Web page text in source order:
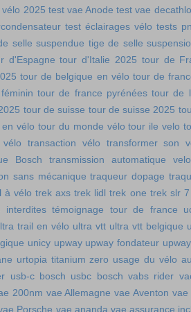
2025 test vae Anode test vae
test éclairages vélo tests
selle suspendue tige de selle
d'Espagne tour d'Italie 2025 tour de
tour de belgique en vélo tour de
tour de france pyrénées tour de
tour de suisse tour de suisse 2025
vélo tour du monde vélo tour ile velo
transaction vélo
transformer son
Bosch
transmission automatique
sans mécanique traqueur dopage
à vélo trek axs trek lidl trek one trek slr 7
interdites témoignage tour de france
trail en vélo ultra vtt ultra vtt belgique
unicy upway upway fondateur
urtopia titanium zero usage du vélo
usb-c bosch usbc bosch vabs rider
200nm vae Allemagne vae Aventon vae
Porsche vae ananda vae assurance